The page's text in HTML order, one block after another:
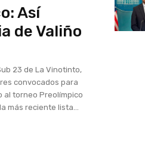
Así
de Valiño
23 de La Vinotinto,
convocados para
al torneo Preolímpico
más reciente lista...